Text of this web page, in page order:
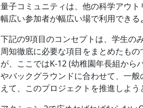
量子コミュニティは、他の科学アウト
幅広い参加者が幅広い場で利用できる
下記の9項目のコンセプトは、学生の
周知徹底に必要な項目をまとめたも
が、ここではK-12 (幼稚園年長組から
やバックグラウンドに合わせて、一
えて、このプロジェクトを推進しよう